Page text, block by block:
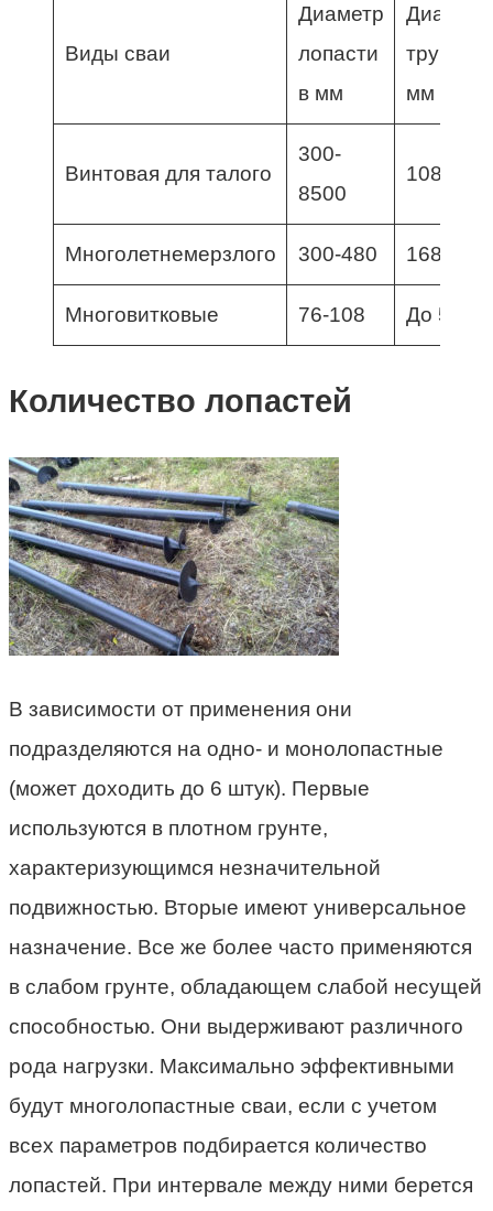
Виды сваи
Диаметр
лопасти
в мм
Диаметр
трубы в
мм
Винтовая для талого
300-
8500
108-325
Многолетнемерзлого 300-480 168-425
Многовитковые 76-108 До 5000
Количество лопастей
В зависимости от применения они
подразделяются на одно- и монолопастные
(может доходить до 6 штук). Первые
используются в плотном грунте,
характеризующимся незначительной
подвижностью. Вторые имеют универсальное
назначение. Все же более часто применяются
в слабом грунте, обладающем слабой несущей
способностью. Они выдерживают различного
рода нагрузки. Максимально эффективными
будут многолопастные сваи, если с учетом
всех параметров подбирается количество
лопастей. При интервале между ними берется